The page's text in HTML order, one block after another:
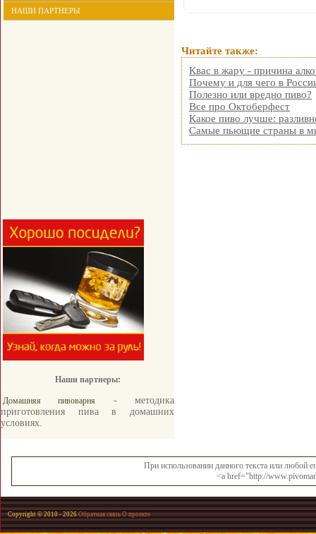
НАШИ ПАРТНЕРЫ
Наши партнеры:
Домашняя пивоварня
- методика
приготовления пива в домашних
условиях.
Читайте также:
Квас в жару - причина
Почему и для чего в
Полезно или вредно пиво?
Все про Октоберфест
Какое пиво лучше:
Самые пьющие страны в
При использовании данного текста или любой
<a href="http://
Copyright © 2010 -2026Обратная связь О проекте